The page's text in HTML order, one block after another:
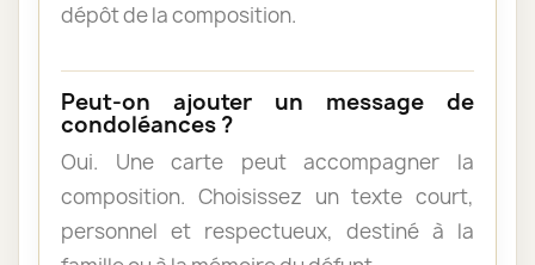
dépôt de la composition.
Peut-on ajouter un message de
condoléances ?
Oui. Une carte peut accompagner la
composition. Choisissez un texte court,
personnel et respectueux, destiné à la